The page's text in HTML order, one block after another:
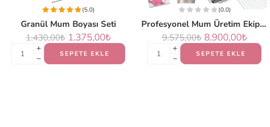
Granül Mum Boyası Seti
(5.0)
1.430,00₺ 1.375,00₺
SEPETE EKLE
Profesyonel Mum Üretim Ekipmanları Seti (PLUS)
(0.0)
9.575,00₺ 8.900,00₺
SEPETE EKLE